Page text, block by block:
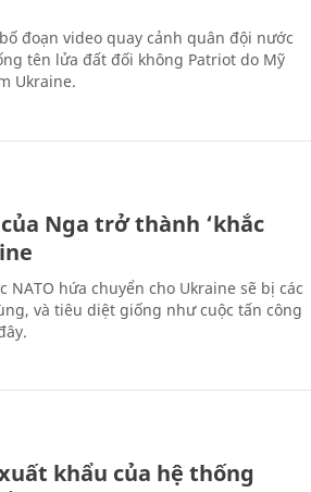
đoạn video quay cảnh quân đội nước
tên lửa đất đối không Patriot do Mỹ
Ukraine.
Nga trở thành ‘khắc
NATO hứa chuyển cho Ukraine sẽ bị các
và tiêu diệt giống như cuộc tấn công
khẩu của hệ thống